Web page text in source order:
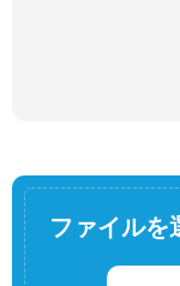
ファイルを